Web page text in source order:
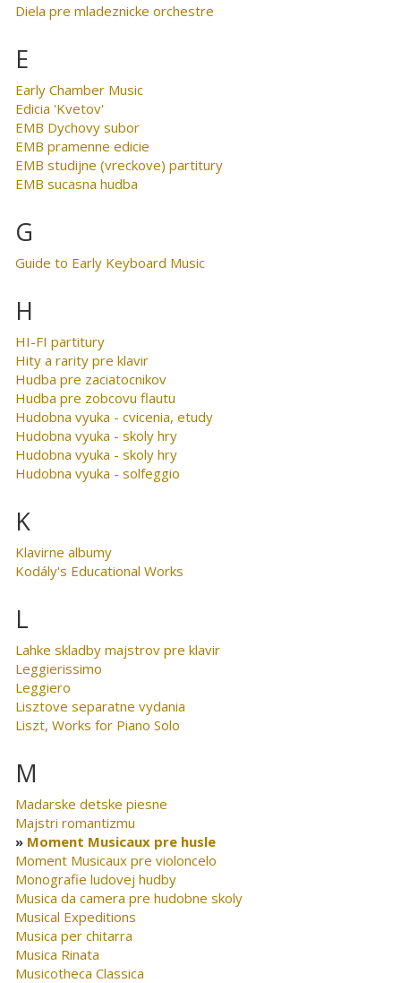
Diela pre mladeznicke orchestre
E
Early Chamber Music
Edicia 'Kvetov'
EMB Dychovy subor
EMB pramenne edicie
EMB studijne (vreckove) partitury
EMB sucasna hudba
G
Guide to Early Keyboard Music
H
HI-FI partitury
Hity a rarity pre klavir
Hudba pre zaciatocnikov
Hudba pre zobcovu flautu
Hudobna vyuka - cvicenia, etudy
Hudobna vyuka - skoly hry
Hudobna vyuka - skoly hry
Hudobna vyuka - solfeggio
K
Klavirne albumy
Kodály's Educational Works
L
Lahke skladby majstrov pre klavir
Leggierissimo
Leggiero
Lisztove separatne vydania
Liszt, Works for Piano Solo
M
Madarske detske piesne
Majstri romantizmu
Moment Musicaux pre husle
Moment Musicaux pre violoncelo
Monografie ludovej hudby
Musica da camera pre hudobne skoly
Musical Expeditions
Musica per chitarra
Musica Rinata
Musicotheca Classica